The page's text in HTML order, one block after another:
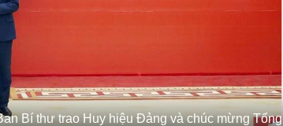
Bí thư trao Huy hiệu Đảng và chúc mừng Tổng